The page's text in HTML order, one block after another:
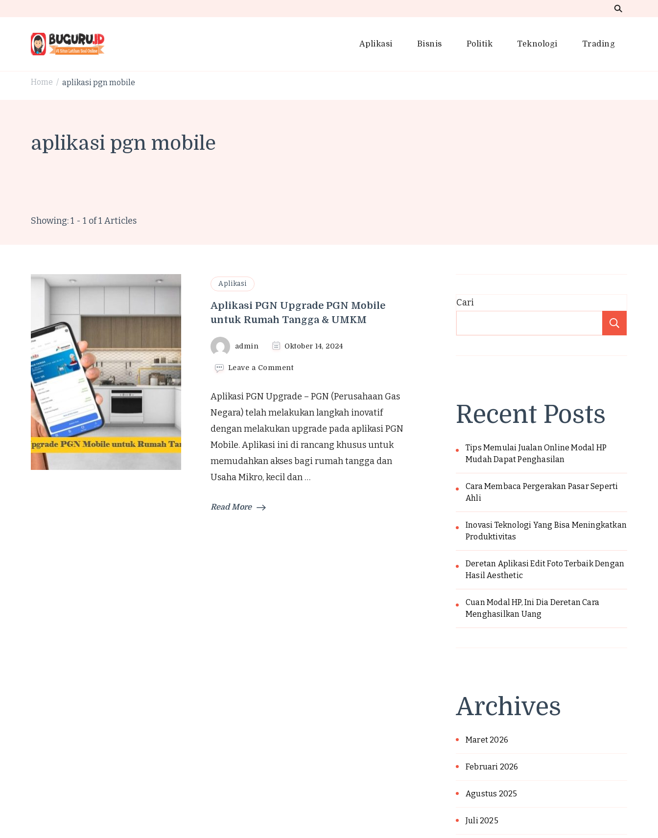
Aplikasi Bisnis Politik Teknologi Trading
Home / aplikasi pgn mobile
aplikasi pgn mobile
Showing: 1 - 1 of 1 Articles
Aplikasi
Aplikasi PGN Upgrade PGN Mobile
untuk Rumah Tangga & UMKM
admin Oktober 14, 2024
Leave a Commenton
Upgrade
PGN
untuk
Rumah
Tangga
&
Aplikasi PGN Upgrade – PGN (Perusahaan Gas
Negara) telah melakukan langkah inovatif
dengan melakukan upgrade pada aplikasi PGN
Mobile. Aplikasi ini di rancang khusus untuk
memudahkan akses bagi rumah tangga dan
Usaha Mikro, kecil dan …
Read More
Cari
Recent Posts
Tips Memulai Jualan Online Modal HP
Mudah Dapat Penghasilan
Cara Membaca Pergerakan Pasar Seperti
Ahli
Inovasi Teknologi Yang Bisa Meningkatkan
Produktivitas
Deretan Aplikasi Edit Foto Terbaik Dengan
Hasil Aesthetic
Cuan Modal HP, Ini Dia Deretan Cara
Menghasilkan Uang
Archives
Maret 2026
Februari 2026
Agustus 2025
Juli 2025